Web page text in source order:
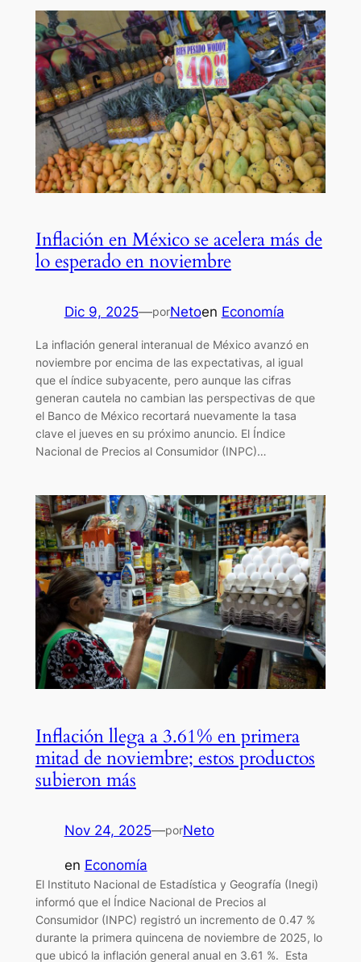
Inflación en México se acelera más de
lo esperado en noviembre
Dic 9, 2025—porNetoen Economía
La inflación general interanual de México avanzó en
noviembre por encima de las expectativas, al igual
que el índice subyacente, pero aunque las cifras
generan cautela no cambian las perspectivas de que
el Banco de México recortará nuevamente la tasa
clave el jueves en su próximo anuncio. El Índice
Nacional de Precios al Consumidor (INPC)…
Inflación llega a 3.61% en primera
mitad de noviembre; estos productos
subieron más
Nov 24, 2025—porNeto
en Economía
El Instituto Nacional de Estadística y Geografía (Inegi)
informó que el Índice Nacional de Precios al
Consumidor (INPC) registró un incremento de 0.47 %
durante la primera quincena de noviembre de 2025, lo
que ubicó la inflación general anual en 3.61 %. Esta